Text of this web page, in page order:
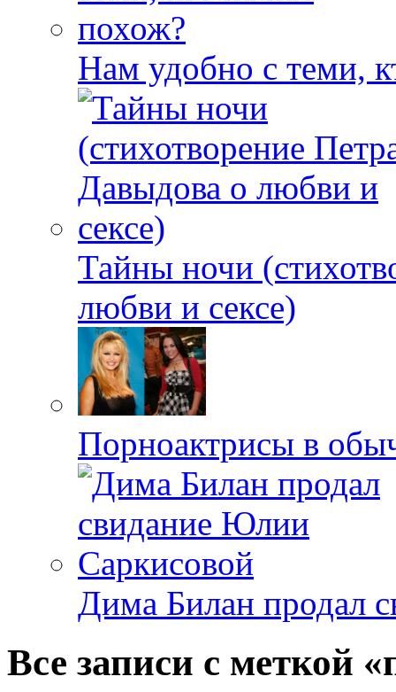
Нам удобно с теми,
Тайны ночи
любви и сексе)
Порноактрисы в
Дима Билан продал
Все записи с меткой